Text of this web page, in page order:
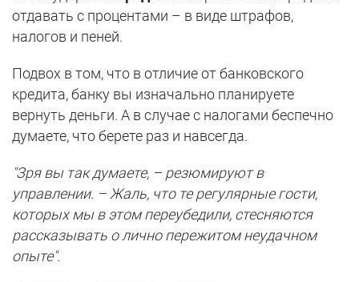
отдавать с процентами – в виде штрафов,
налогов и пеней.
Подвох в том, что в отличие от банковского
кредита, банку вы изначально планируете
вернуть деньги. А в случае с налогами беспечно
думаете, что берете раз и навсегда.
"Зря вы так думаете, – резюмируют в
управлении. – Жаль, что те регулярные гости,
которых мы в этом переубедили, стесняются
рассказывать о лично пережитом неудачном
опыте".